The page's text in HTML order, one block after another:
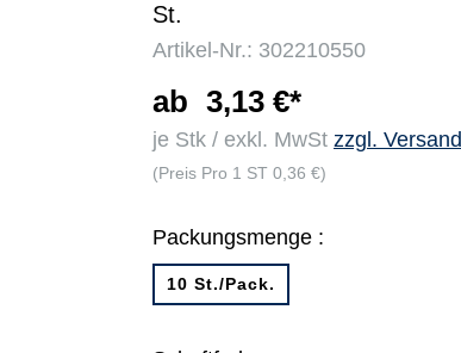
St.
Artikel-Nr.: 302210550
ab 3,13 €*
je Stk / exkl. MwSt zzgl. Versand
(Preis Pro 1 ST 0,36 €)
Packungsmenge :
10 St./Pack.